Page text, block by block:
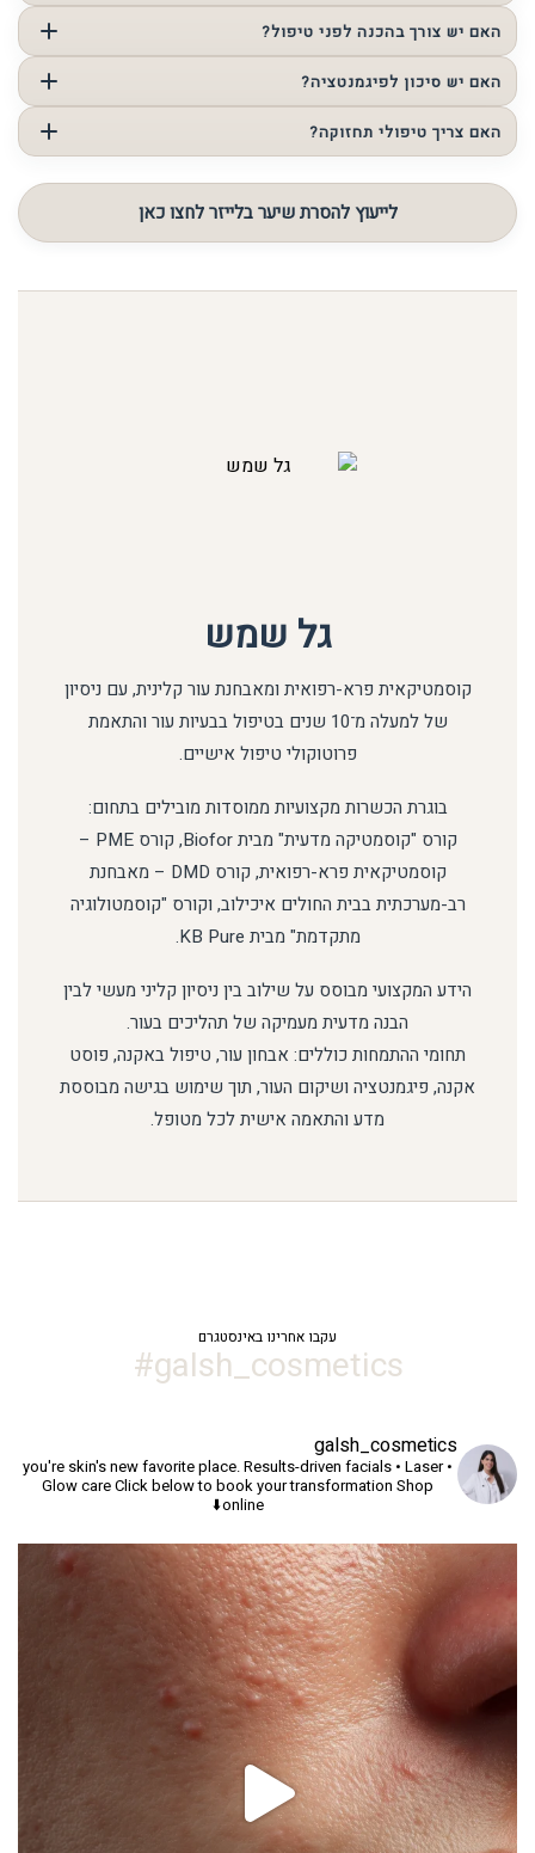
כן, אך יש לבצע זאת בצורה מדויקת ובהתאמה הורמונלית.
האם יש צורך בהכנה לפני טיפול?
כן, יש להימנע מחשיפה לשמש ולהגיע לפי הנחיות.
האם יש סיכון לפיגמנטציה?
כן, אם לא מקפידים על הנחיות והגנה מהשמש.
האם צריך טיפולי תחזוקה?
כן, במקרים רבים מומלץ לשמר את התוצאה לאורך זמן.
לייעוץ להסרת שיער בלייזר לחצו כאן
גל שמש
קוסמטיקאית פרא-רפואית ומאבחנת עור קלינית, עם ניסיון
של למעלה מ־10 שנים בטיפול בבעיות עור והתאמת
פרוטוקולי טיפול אישיים.
בוגרת הכשרות מקצועיות ממוסדות מובילים בתחום:
קורס "קוסמטיקה מדעית" מבית Biofor, קורס PME –
קוסמטיקאית פרא-רפואית, קורס DMD – מאבחנת
רב-מערכתית בבית החולים איכילוב, וקורס "קוסמטולוגיה
מתקדמת" מבית KB Pure.
הידע המקצועי מבוסס על שילוב בין ניסיון קליני מעשי לבין
הבנה מדעית מעמיקה של תהליכים בעור.
תחומי ההתמחות כוללים: אבחון עור, טיפול באקנה, פוסט
אקנה, פיגמנטציה ושיקום העור, תוך שימוש בגישה מבוססת
מדע והתאמה אישית לכל מטופל.
עקבו אחרינו באינסטגרם
galsh_cosmetics#
galsh_cosmetics
you're skin's new favorite place.Results-driven facials • Laser •
Glow careClick below to book your transformation Shop
online⬇️